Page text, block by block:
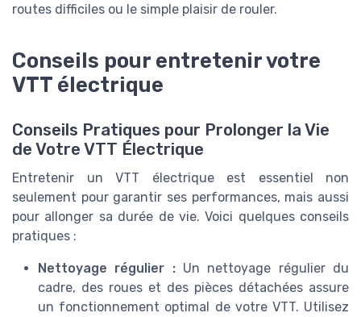
routes difficiles ou le simple plaisir de rouler.
Conseils pour entretenir votre
VTT électrique
Conseils Pratiques pour Prolonger la Vie
de Votre VTT Électrique
Entretenir un VTT électrique est essentiel non
seulement pour garantir ses performances, mais aussi
pour allonger sa durée de vie. Voici quelques conseils
pratiques :
Nettoyage régulier :Un nettoyage régulier du
cadre, des roues et des pièces détachées assure
un fonctionnement optimal de votre VTT. Utilisez